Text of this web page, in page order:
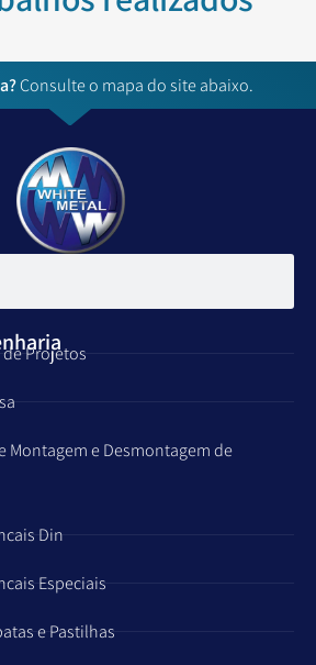
Consulte o mapa do site abaixo.
Projetos
Montagem e Desmontagem de
Din
Especiais
e Pastilhas